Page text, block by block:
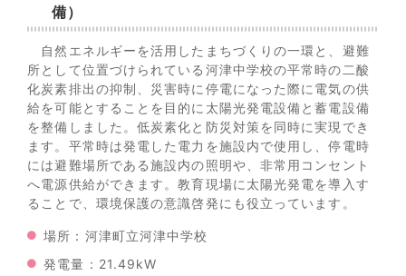
備）
自然エネルギーを活用したまちづくりの一環と、避難
所として位置づけられている河津中学校の平常時の二酸
化炭素排出の抑制、災害時に停電になった際に電気の供
給を可能とすることを目的に太陽光発電設備と蓄電設備
を整備しました。低炭素化と防災対策を同時に実現でき
ます。平常時は発電した電力を施設内で使用し、停電時
には避難場所である施設内の照明や、非常用コンセント
へ電源供給ができます。教育現場に太陽光発電を導入す
ることで、環境保護の意識啓発にも役立っています。
場所：河津町立河津中学校
発電量：21.49kW